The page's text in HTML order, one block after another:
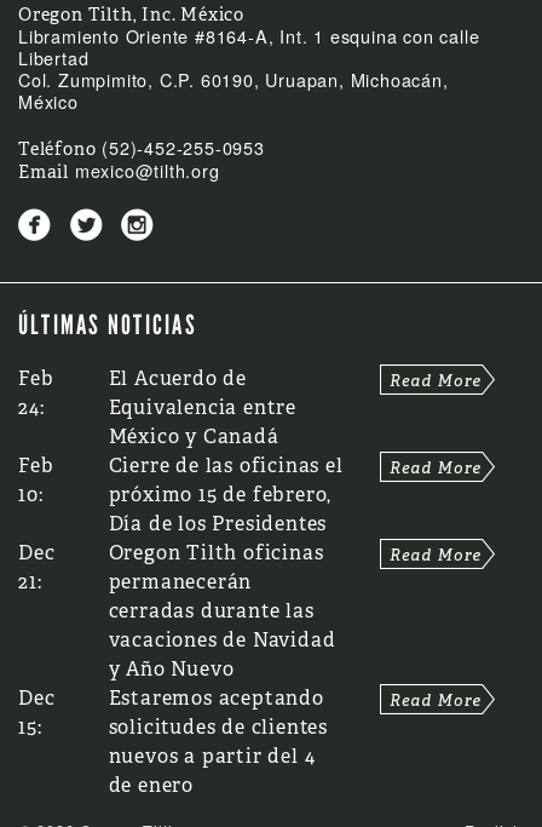
Oregon Tilth, Inc. México
Libramiento Oriente #8164-A, Int. 1 esquina con calle
Libertad
Col. Zumpimito, C.P. 60190, Uruapan, Michoacán,
México
Teléfono (52)-452-255-0953
Email mexico@tilth.org
  
ÚLTIMAS NOTICIAS
Feb
24:
El Acuerdo de
Equivalencia entre
México y Canadá
Feb
10:
Cierre de las oficinas el
próximo 15 de febrero,
Día de los Presidentes
Dec
21:
Oregon Tilth oficinas
permanecerán
cerradas durante las
vacaciones de Navidad
y Año Nuevo
Dec
15:
Estaremos aceptando
solicitudes de clientes
nuevos a partir del 4
de enero